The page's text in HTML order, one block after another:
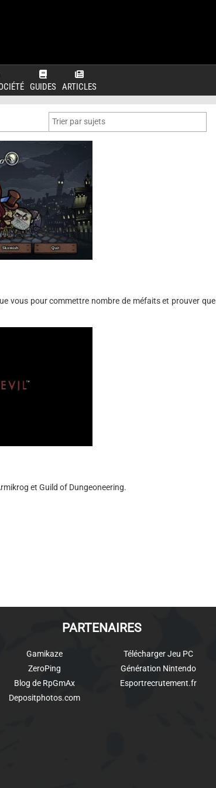
GUIDES ARTICLES
vous pour commettre nombre de méfaits et prouver que
et Guild of Dungeoneering.
PARTENAIRES
Gamikaze
ZeroPing
Blog de RpGmAx
Depositphotos.com
Télécharger Jeu PC
Génération Nintendo
Esportrecrutement.fr